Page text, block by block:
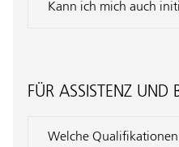
Kann ich mich auch
FÜR ASSISTENZ UND
Welche